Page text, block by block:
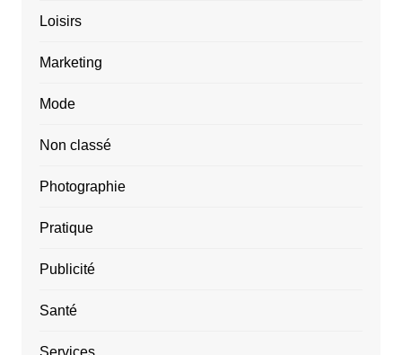
Loisirs
Marketing
Mode
Non classé
Photographie
Pratique
Publicité
Santé
Services